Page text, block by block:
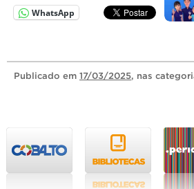
WhatsApp
Publicado em 17/03/2025, nas